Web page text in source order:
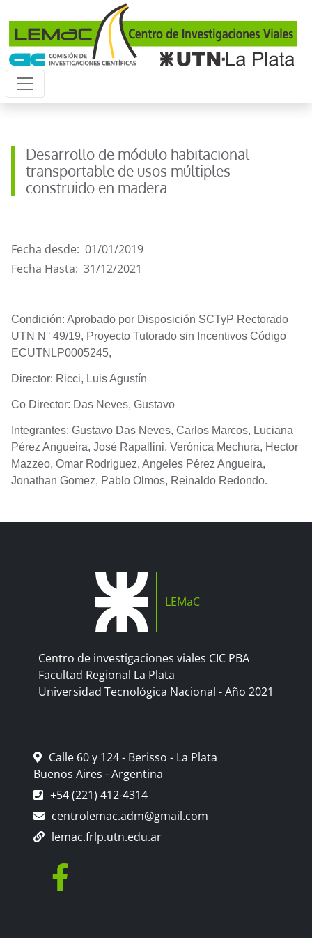
Pasar al contenido principal
Desarrollo de módulo habitacional
transportable de usos múltiples
construido en madera
Fecha desde 01/01/2019
Fecha Hasta 31/12/2021
Condición: Aprobado por Disposición SCTyP Rectorado
UTN N° 49/19, Proyecto Tutorado sin Incentivos Código
ECUTNLP0005245,
Director: Ricci, Luis Agustín
Co Director: Das Neves, Gustavo
Integrantes: Gustavo Das Neves, Carlos Marcos, Luciana
Pérez Angueira, José Rapallini, Verónica Mechura, Hector
Mazzeo, Omar Rodriguez, Angeles Pérez Angueira,
Jonathan Gomez, Pablo Olmos, Reinaldo Redondo.
LEMaC
Centro de investigaciones viales CIC PBA
Facultad Regional La Plata
Universidad Tecnológica Nacional - Año 2021
Calle 60 y 124 - Berisso - La Plata
Buenos Aires - Argentina
+54 (221) 412-4314
centrolemac.adm@gmail.com
lemac.frlp.utn.edu.ar